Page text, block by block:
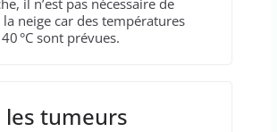
neige car des températures
°C sont prévues.
les tumeurs